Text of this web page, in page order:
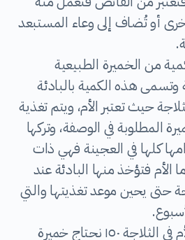
إلى وعاء المستبعد
الطبيعية
بالبادئة
الأم، ويتم تغذية
الوصفة، وتركها
فهي ذات
البادئة عند
موعد تغذيتها والتي
مثال : كمية الخميرة الأم في الثلاجة ١٥٠ نحتاج خميرة